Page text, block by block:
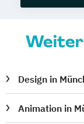
Design in
Animation in